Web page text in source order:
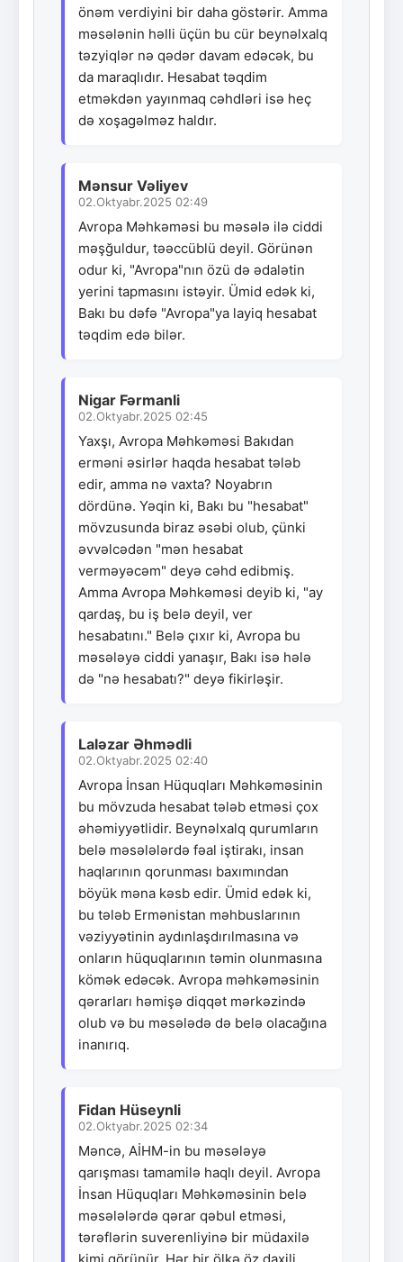
önəm verdiyini bir daha göstərir. Amma
məsələnin həlli üçün bu cür beynəlxalq
təzyiqlər nə qədər davam edəcək, bu
da maraqlıdır. Hesabat təqdim
etməkdən yayınmaq cəhdləri isə heç
də xoşagəlməz haldır.
Mənsur Vəliyev
02.Oktyabr.2025 02:49
Avropa Məhkəməsi bu məsələ ilə ciddi
məşğuldur, təəccüblü deyil. Görünən
odur ki, "Avropa"nın özü də ədalətin
yerini tapmasını istəyir. Ümid edək ki,
Bakı bu dəfə "Avropa"ya layiq hesabat
təqdim edə bilər.
Nigar Fərmanli
02.Oktyabr.2025 02:45
Yaxşı, Avropa Məhkəməsi Bakıdan
erməni əsirlər haqda hesabat tələb
edir, amma nə vaxta? Noyabrın
dördünə. Yəqin ki, Bakı bu "hesabat"
mövzusunda biraz əsəbi olub, çünki
əvvəlcədən "mən hesabat
verməyəcəm" deyə cəhd edibmiş.
Amma Avropa Məhkəməsi deyib ki, "ay
qardaş, bu iş belə deyil, ver
hesabatını." Belə çıxır ki, Avropa bu
məsələyə ciddi yanaşır, Bakı isə hələ
də "nə hesabatı?" deyə fikirləşir.
Laləzar Əhmədli
02.Oktyabr.2025 02:40
Avropa İnsan Hüquqları Məhkəməsinin
bu mövzuda hesabat tələb etməsi çox
əhəmiyyətlidir. Beynəlxalq qurumların
belə məsələlərdə fəal iştirakı, insan
haqlarının qorunması baxımından
böyük məna kəsb edir. Ümid edək ki,
bu tələb Ermənistan məhbuslarının
vəziyyətinin aydınlaşdırılmasına və
onların hüquqlarının təmin olunmasına
kömək edəcək. Avropa məhkəməsinin
qərarları həmişə diqqət mərkəzində
olub və bu məsələdə də belə olacağına
inanırıq.
Fidan Hüseynli
02.Oktyabr.2025 02:34
Məncə, AİHM-in bu məsələyə
qarışması tamamilə haqlı deyil. Avropa
İnsan Hüquqları Məhkəməsinin belə
məsələlərdə qərar qəbul etməsi,
tərəflərin suverenliyinə bir müdaxilə